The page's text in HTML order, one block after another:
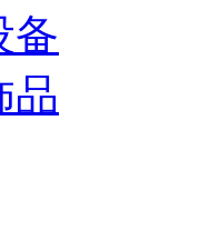
备
品